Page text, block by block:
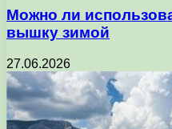
Можно ли
вышку зимой
27.06.2026